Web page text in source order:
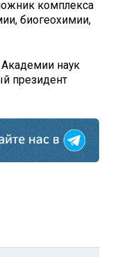
комплекса
биогеохимии,
наук
президент